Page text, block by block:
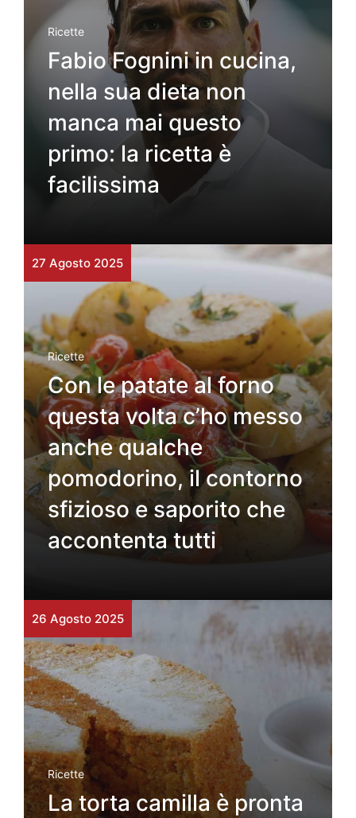
Ricette
Fabio Fognini in cucina,
nella sua dieta non
manca mai questo
primo: la ricetta è
facilissima
27 Agosto 2025
Ricette
Con le patate al forno
questa volta c’ho messo
anche qualche
pomodorino, il contorno
sfizioso e saporito che
accontenta tutti
26 Agosto 2025
Ricette
La torta camilla è pronta